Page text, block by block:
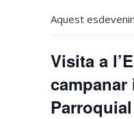
Aquest
Visita a
campanar
Parroquial